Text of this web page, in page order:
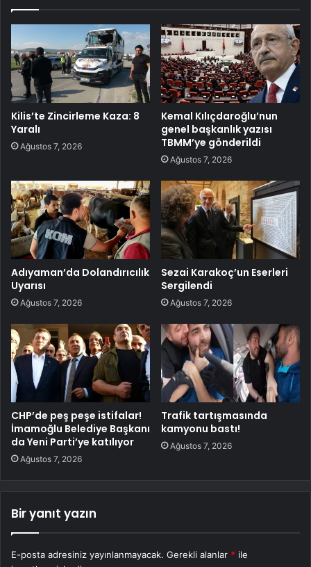
Kilis’te Zincirleme Kaza: 8
Yaralı
Ağustos 7, 2026
Kemal Kılıçdaroğlu’nun
genel başkanlık yazısı
TBMM’ye gönderildi
Ağustos 7, 2026
Adıyaman’da Dolandırıcılık
Uyarısı
Ağustos 7, 2026
Sezai Karakoç’un Eserleri
Sergilendi
Ağustos 7, 2026
CHP’de peş peşe istifalar!
İmamoğlu Belediye Başkanı
da Yeni Parti’ye katılıyor
Ağustos 7, 2026
Trafik tartışmasında
kamyonu bastı!
Ağustos 7, 2026
Bir yanıt yazın
E-posta adresiniz yayınlanmayacak. Gerekli alanlar * ile